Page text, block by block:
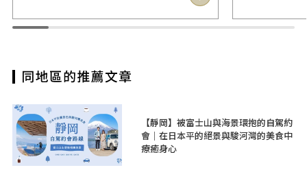
【靜岡】被富士山與海景環抱的自駕約
會｜在日本平的絕景與駿河灣的美食中
療癒身心